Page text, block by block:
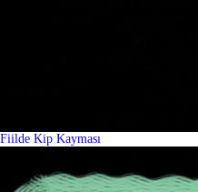
Fiilde Kip Kayması